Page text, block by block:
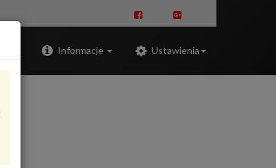
Informacje Ustawienia